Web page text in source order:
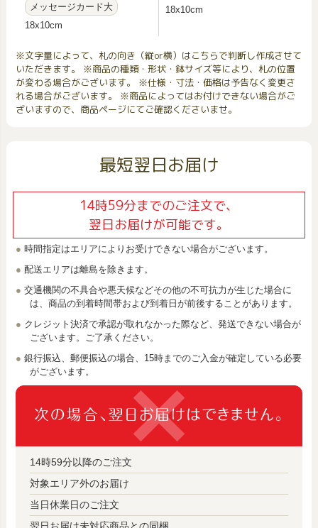
メッセージカード大
18x10cm
18x10cm
※文字量によって、札の向き（縦or横）はこちらで判断し作成させて
いただきます。 ※商品の種類・形状・鉢サイズ等により、札の位置
が変わる場合がございます。 ※仕様・寸法・価格は予告なく変更さ
れる場合がございます。 ※商品によってはお付けできない場合がご
ざいますので、商品ページにてご確認くださいませ。
最短翌日お届け
14時59分までのご注文で、
翌日お届けが可能です。
時間指定はエリアによりお受けできない場合がございます。
配送エリアは離島を除きます。
交通機関の不具合や悪天候などその他の不可抗力が生じた場合に
は、商品の到着時間帯および到着日が前後することがあります。
クレジット決済で承認が取れなかった際など、発送できない場合が
ございます。ご了承ください。
銀行振込、郵便振込の場合、15時までのご入金が確定している必要
がございます。
14時59分以降のご注文
対象エリア外のお届け
当日休業日のご注文